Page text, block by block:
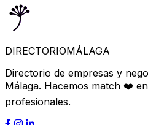
DIRECTORIOMÁLAGA
Directorio de empresas y
Málaga. Hacemos match ❤️
profesionales.